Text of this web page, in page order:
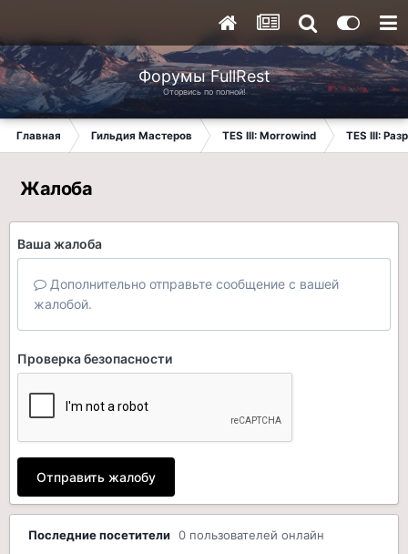
Форумы FullRest
Оторвись по полной!
Главная Гильдия Мастеров TES III: Morrowind TES III:
Жалоба
Ваша жалоба
Дополнительно отправьте сообщение с вашей
жалобой.
Проверка безопасности
Отправить жалобу
Последние посетители 0 пользователей онлайн